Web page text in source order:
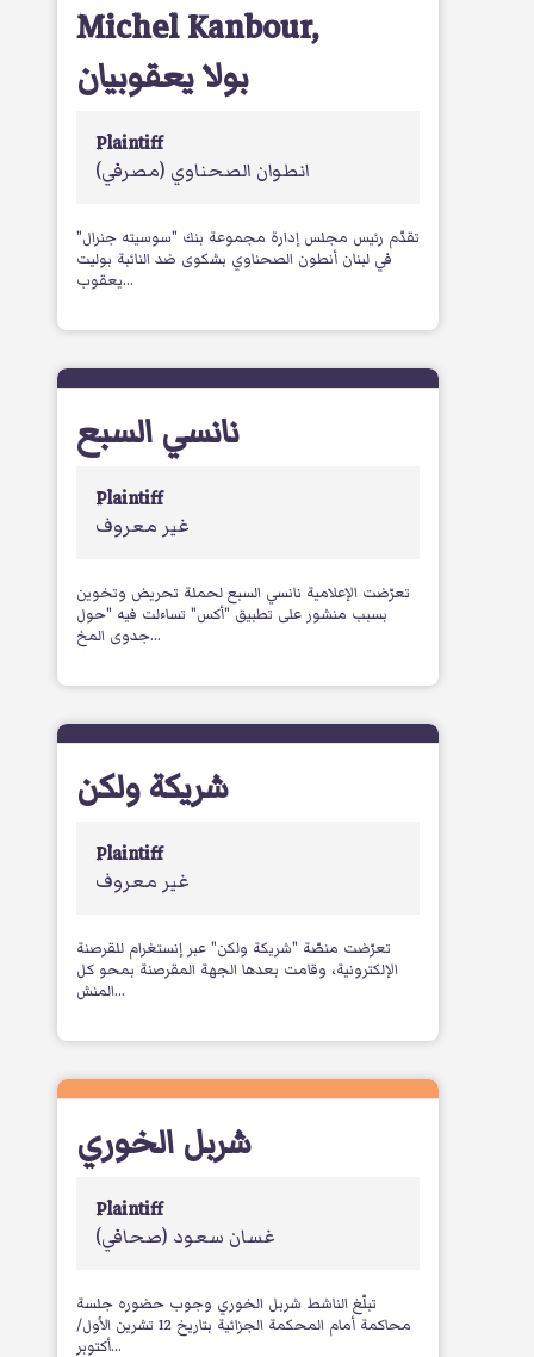
Michel Kanbour,
بولا يعقوبيان
Plaintiff
انطوان الصحناوي (مصرفي)
تقدّم رئيس مجلس إدارة مجموعة بنك "سوسيته جنرال"
في لبنان أنطون الصحناوي بشكوى ضد النائبة بوليت
يعقوب...
نانسي السبع
Plaintiff
غير معروف
تعرّضت الإعلامية نانسي السبع لحملة تحريض وتخوين
بسبب منشور على تطبيق "أكس" تساءلت فيه "حول
جدوى المخ...
شريكة ولكن
Plaintiff
غير معروف
تعرّضت منصّة "شريكة ولكن" عبر إنستغرام للقرصنة
الإلكترونية، وقامت بعدها الجهة المقرصنة بمحو كل
المنش...
شربل الخوري
Plaintiff
غسان سعود (صحافي)
تبلّغ الناشط شربل الخوري وجوب حضوره جلسة
محاكمة أمام المحكمة الجزائية بتاريخ 12 تشرين الأول/
أكتوبر...